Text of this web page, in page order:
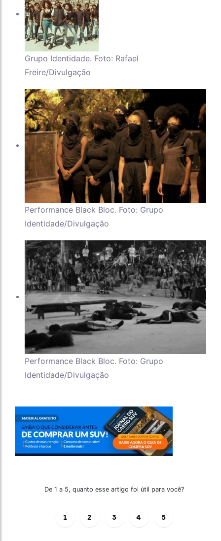
Grupo Identidade. Foto: Rafael
Freire/Divulgação
Performance Black Bloc. Foto: Grupo
Identidade/Divulgação
Performance Black Bloc. Foto: Grupo
Identidade/Divulgação
De 1 a 5, quanto esse artigo foi útil para você?
1 2 3 4 5